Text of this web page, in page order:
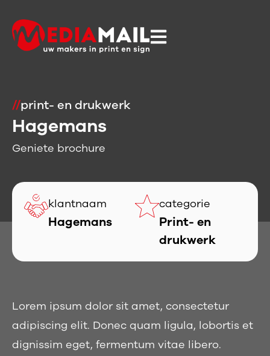
//print- en drukwerk
Hagemans
Geniete brochure
klantnaam
Hagemans
categorie
Print- en
drukwerk
Lorem ipsum dolor sit amet, consectetur
adipiscing elit. Donec quam ligula, lobortis et
dignissim eget, fermentum vitae libero.